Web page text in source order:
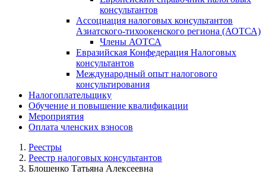
консультантов
Ассоциация налоговых консультантов
Азиатского-тихоокенского региона (АОТСА)
Члены АОТСА
Евразийская Конфедерация Налоговых
консультантов
Международный опыт налогового
консультирования
Налогоплательщику
Обучение и повышение квалификации
Мероприятия
Оплата членских взносов
Реестры
Реестр налоговых консультантов
Блошенко Татьяна Алексеевна